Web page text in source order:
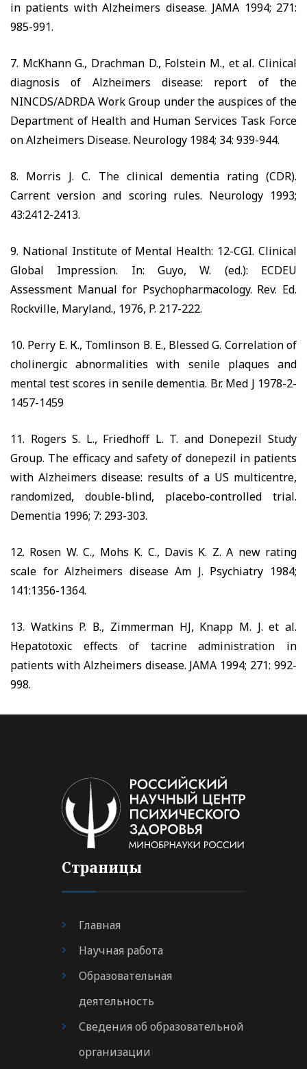
in patients with Alzheimers disease. JAMA 1994; 271:
985-991.
7. McKhann G., Drachman D., Folstein M., et al. Clinical
diagnosis of Alzheimers disease: report of the
NINCDS/ADRDA Work Group under the auspices of the
Department of Health and Human Services Task Force
on Alzheimers Disease. Neurology 1984; 34: 939-944.
8. Morris J. C. The clinical dementia rating (CDR).
Carrent version and scoring rules. Neurology 1993;
43:2412-2413.
9. National Institute of Mental Health: 12-CGI. Clinical
Global Impression. In: Guyo, W. (ed.): ECDEU
Assessment Manual for Psychopharmacology. Rev. Ed.
Rockville, Maryland., 1976, P. 217-222.
10. Perry E. К., Tomlinson В. Е., Blessed G. Correlation of
cholinergic abnormalities with senile plaques and
mental test scores in senile dementia. Br. Med J 1978-2-
1457-1459
11. Rogers S. L., Friedhoff L. T. and Donepezil Study
Group. The efficacy and safety of donepezil in patients
with Alzheimers disease: results of a US multicentre,
randomized, double-blind, placebo-controlled trial.
Dementia 1996; 7: 293-303.
12. Rosen W. C., Mohs K. C., Davis K. Z. A new rating
scale for Alzheimers disease Am J. Psychiatry 1984;
141:1356-1364.
13. Watkins P. В., Zimmerman HJ, Knapp M. J. et al.
Hepatotoxic effects of tacrine administration in
patients with Alzheimers disease. JAMA 1994; 271: 992-
998.
Страницы
Главная
Научная работа
Образовательная
деятельность
Сведения об образовательной
организации